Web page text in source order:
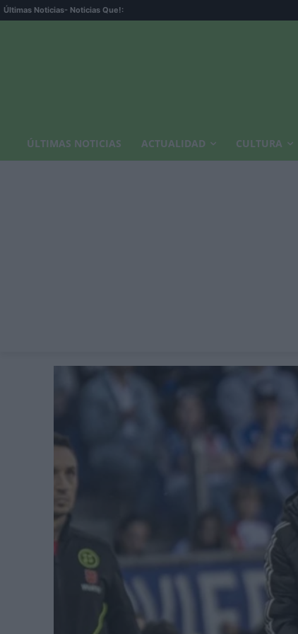
Últimas Noticias- Noticias Que!:
ÚLTIMAS NOTICIAS ACTUALIDAD CULTURA